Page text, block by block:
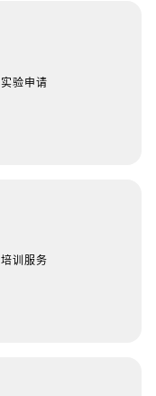
实验申请
培训服务